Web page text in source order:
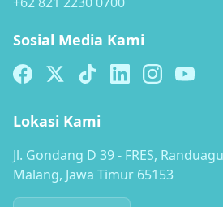
Sosial Media Kami
Lokasi Kami
Jl. Gondang D 39 - FRES,
Malang, Jawa Timur 65153